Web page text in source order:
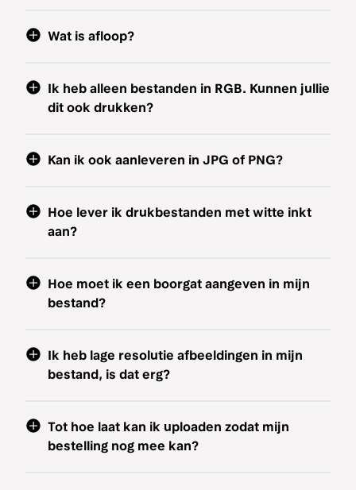
Wat is afloop?
Ik heb alleen bestanden in RGB. Kunnen jullie
dit ook drukken?
Kan ik ook aanleveren in JPG of PNG?
Hoe lever ik drukbestanden met witte inkt
aan?
Hoe moet ik een boorgat aangeven in mijn
bestand?
Ik heb lage resolutie afbeeldingen in mijn
bestand, is dat erg?
Tot hoe laat kan ik uploaden zodat mijn
bestelling nog mee kan?